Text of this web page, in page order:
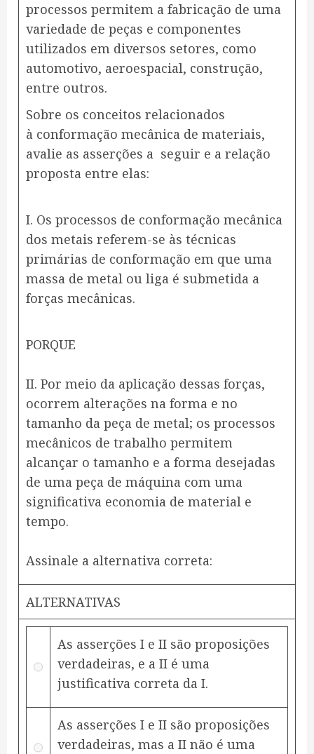
processos permitem a fabricação de uma
variedade de peças e componentes
utilizados em diversos setores, como
automotivo, aeroespacial, construção,
entre outros.
Sobre os conceitos relacionados
à conformação mecânica de materiais,
avalie as asserções a seguir e a relação
proposta entre elas:
I. Os processos de conformação mecânica
dos metais referem-se às técnicas
primárias de conformação em que uma
massa de metal ou liga é submetida a
forças mecânicas.
PORQUE
II. Por meio da aplicação dessas forças,
ocorrem alterações na forma e no
tamanho da peça de metal; os processos
mecânicos de trabalho permitem
alcançar o tamanho e a forma desejadas
de uma peça de máquina com uma
significativa economia de material e
tempo.
Assinale a alternativa correta:
ALTERNATIVAS
As asserções I e II são proposições
verdadeiras, e a II é uma
justificativa correta da I.
As asserções I e II são proposições
verdadeiras, mas a II não é uma